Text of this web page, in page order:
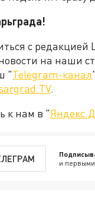
с
на наши
"Telegram-канал
.
к нам в "
и